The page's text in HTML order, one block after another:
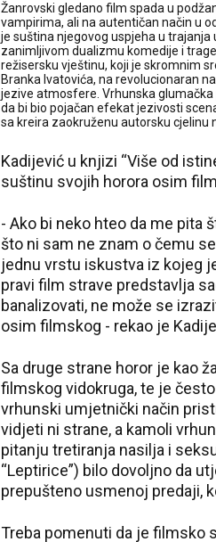
Žanrovski gledano film spada u
vampirima, ali na autentičan način u
je suština njegovog uspjeha u trajanja
zanimljivom dualizmu komedije i
režisersku vještinu, koji je skromnim
Branka Ivatovića, na revolucionaran
jezive atmosfere. Vrhunska
da bi bio pojačan efekat jezivosti
sa kreira zaokruženu autorsku cjelinu
Kadijević u knjizi “Više od
suštinu svojih horora osim
- Ako bi neko hteo da me pita
što ni sam ne znam o čemu
jednu vrstu iskustva iz kojeg
pravi film strave predstavlja
banalizovati, ne može se
osim filmskog - rekao je
Sa druge strane horor je kao
filmskog vidokruga, te je
vrhunski umjetnički način
vidjeti ni strane, a kamoli
pitanju tretiranja nasilja i
“Leptirice”) bilo dovoljno da
prepušteno usmenoj predaji,
Treba pomenuti da je filmsko